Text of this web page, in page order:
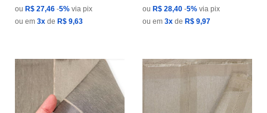
ou R$ 27,46 -5% via pix
ou em 3x de R$ 9,63
ou R$ 28,40 -5% via pix
ou em 3x de R$ 9,97